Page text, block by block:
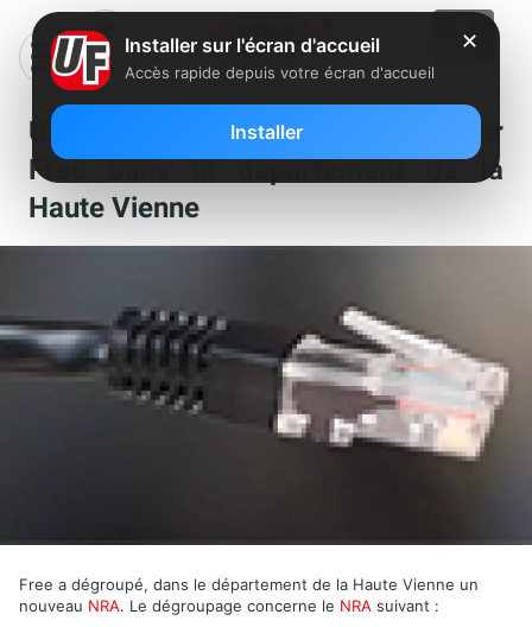
Un nouveau NRA a été dégroupé par
Free dans le département de la
Haute Vienne
Free a dégroupé, dans le département de la Haute Vienne un
nouveau NRA. Le dégroupage concerne le NRA suivant :
✕
Installer sur l'écran d'accueil
Accès rapide depuis votre écran d'accueil
Installer